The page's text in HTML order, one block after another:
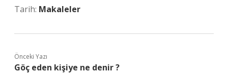
Tarih: Makaleler
Önceki Yazı
Göç eden kişiye ne denir ?